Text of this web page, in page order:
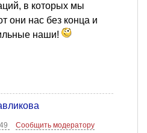
в которых мы
они нас без конца и
наши!
Сообщить модератору